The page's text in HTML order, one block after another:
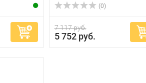
(0)
7 117 руб.
5 752 руб.